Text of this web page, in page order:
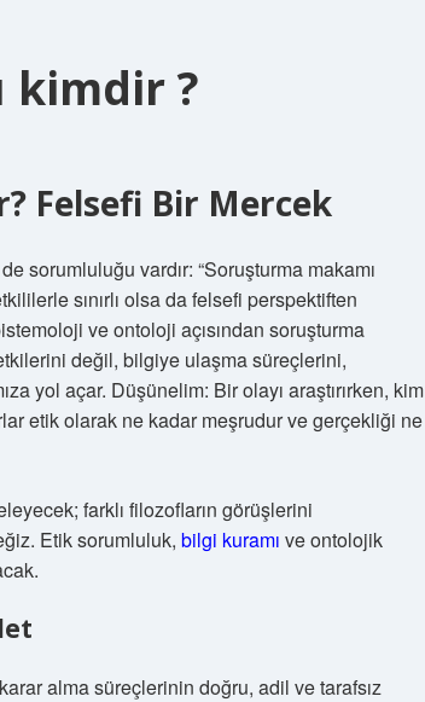
kimdir ?
Felsefi Bir Mercek
sorumluluğu vardır: “Soruşturma makamı
sınırlı olsa da felsefi perspektiften
ve ontoloji açısından soruşturma
değil, bilgiye ulaşma süreçlerini,
yol açar. Düşünelim: Bir olayı araştırırken, kim
etik olarak ne kadar meşrudur ve gerçekliği ne
farklı filozofların görüşlerini
Etik sorumluluk, bilgi kuramı ve ontolojik
alma süreçlerinin doğru, adil ve tarafsız